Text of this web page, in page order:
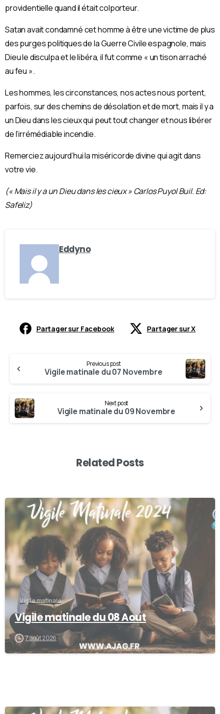
providentielle quand il était colporteur.
Satan avait condamné cet homme à être une victime de plus
des purges politiques de la Guerre Civile espagnole, mais
Dieu le disculpa et le libéra, il fut comme « un tison arraché
au feu ».
Les hommes, les circonstances, nos actes nous portent,
parfois, sur des chemins de désolation et de mort, mais il y a
un Dieu dans les cieux qui peut tout changer et nous libérer
de l’irrémédiable incendie.
Remerciez aujourd’hui la miséricorde divine qui agit dans
votre vie.
(« Mais il y a un Dieu dans les cieux » Carlos Puyol Buil. Ed:
Safeliz)
Eddyno
Partager sur Facebook Partager sur X
Previous post
Vigile matinale du 07 Novembre
Next post
Vigile matinale du 09 Novembre
Related Posts
Vigile matinale
Vigile matinale du 08 Aout
7 août 2026